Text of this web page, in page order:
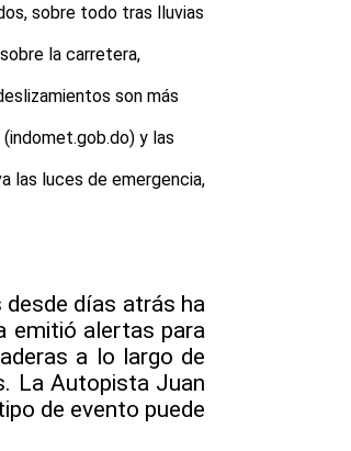
sobre todo tras lluvias
la carretera,
son más
y las
las luces de emergencia,
desde días atrás ha
emitió alertas para
a lo largo de
La Autopista Juan
de evento puede